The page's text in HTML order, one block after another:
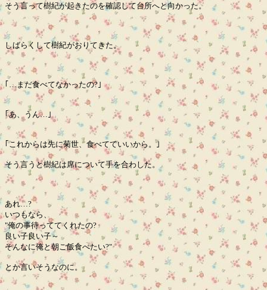
そう言って樹紀が起きたのを確認して台所へと向かった。
しばらくして樹紀がおりてきた。
｢…まだ食べてなかったの?｣
｢あ、うん…｣
｢これからは先に菊世、食べてていいから。｣
そう言うと樹紀は席について手を合わした。
あれ…?
いつもなら、
"俺の事待っててくれたの?
良い子良い子～
そんなに俺と朝ご飯食べたい?"
とか言いそうなのに。